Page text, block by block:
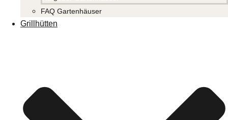
FAQ Gartenhäuser
Grillhütten